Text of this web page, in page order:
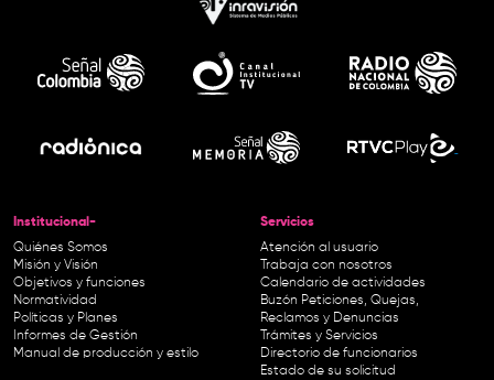
Institucional-
Quiénes Somos
Misión y Visión
Objetivos y funciones
Normatividad
Políticas y Planes
Informes de Gestión
Manual de producción y estilo
Servicios
Atención al usuario
Trabaja con nosotros
Calendario de actividades
Buzón Peticiones, Quejas,
Reclamos y Denuncias
Trámites y Servicios
Directorio de funcionarios
Estado de su solicitud